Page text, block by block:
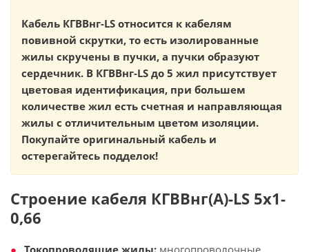
Кабель КГВВнг-LS относится к кабелям
повивной скрутки, то есть изолированные
жилы скручены в пучки, а пучки образуют
сердечник. В КГВВнг-LS до 5 жил присутствует
цветовая идентификация, при большем
количестве жил есть счетная и направляющая
жилы с отличительным цветом изоляции.
Покупайте оригинальный кабель и
остерегайтесь подделок!
Строение кабеля КГВВнг(А)-LS 5х1-
0,66
Токопроводящие жилы: многопроволочные